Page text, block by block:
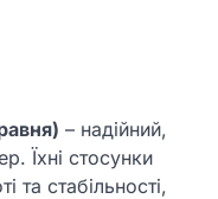
– надійний,
Їхні стосунки
та стабільності,